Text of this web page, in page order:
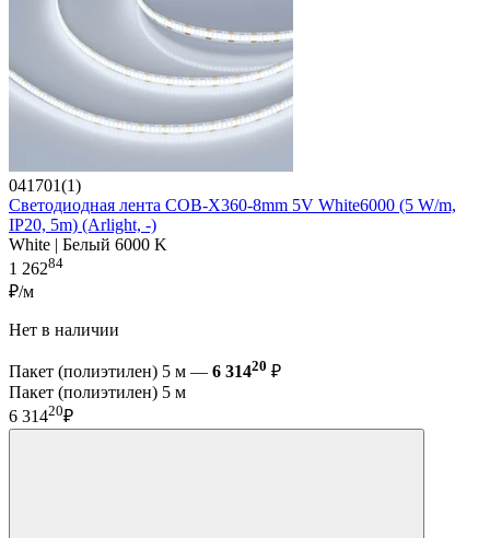
041701(1)
Светодиодная лента COB-X360-8mm 5V White6000 (5 W/m,
IP20, 5m) (Arlight, -)
White | Белый 6000 K
1 26284
₽/м
Нет в наличии
Пакет (полиэтилен) 5 м — 6 31420 ₽
Пакет (полиэтилен) 5 м
6 31420₽